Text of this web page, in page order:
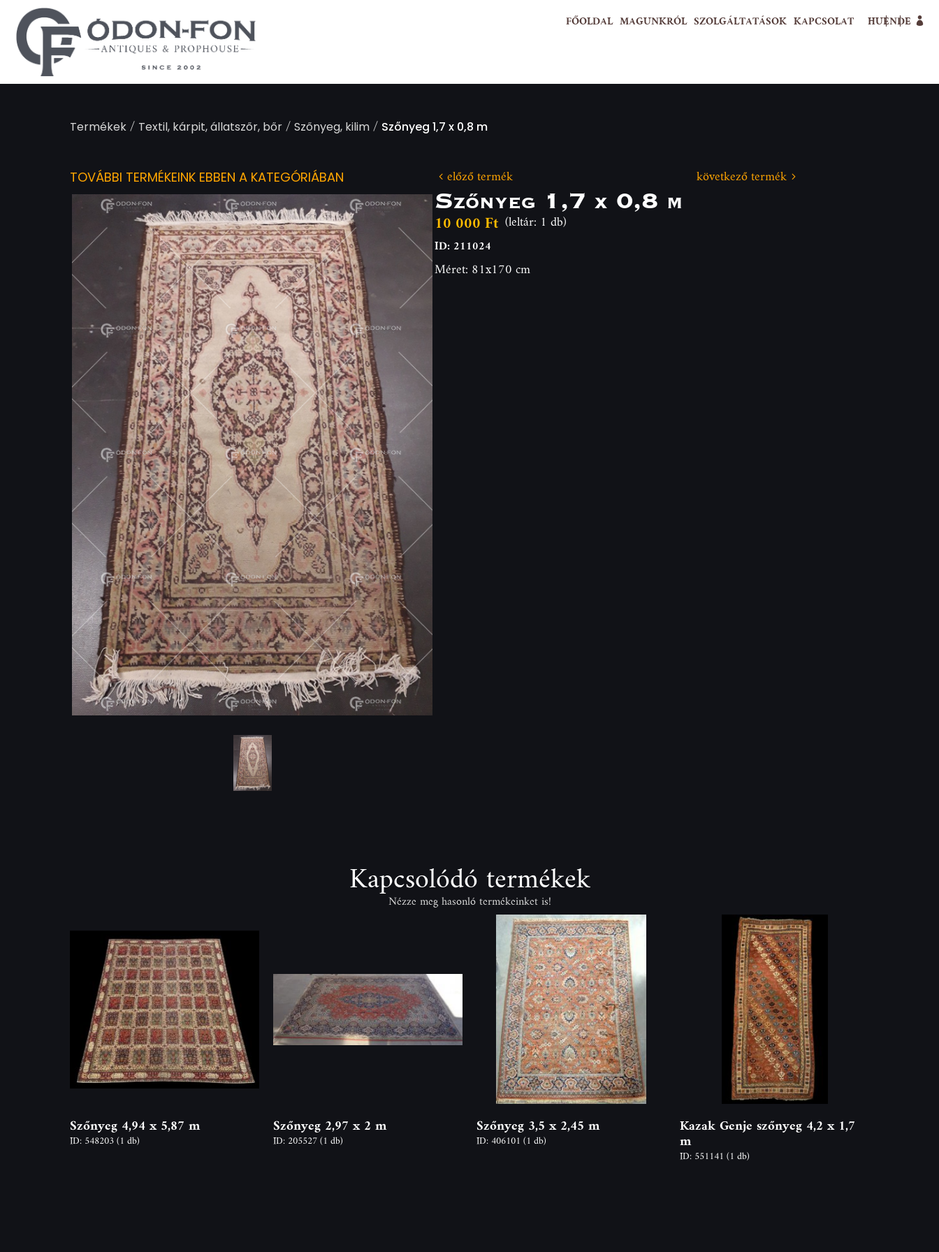
FŐOLDAL MAGUNKRÓL SZOLGÁLTATÁSOK KAPCSOLAT HUENDE
Termékek/ Textil, kárpit, állatszőr, bőr/Szőnyeg, kilim/ Szőnyeg 1,7 x 0,8 m
TOVÁBBI TERMÉKEINK EBBEN A KATEGÓRIÁBAN előző termék következő termék
Szőnyeg 1,7 x 0,8 m
10 000 Ft (leltár: 1 db)
ID: 211024
Méret: 81x170 cm
Kapcsolódó termékek
Nézze meg hasonló termékeinket is!
Szőnyeg 4,94 x 5,87 m
ID: 548203(1 db)
Szőnyeg 2,97 x 2 m
ID: 205527(1 db)
Szőnyeg 3,5 x 2,45 m
ID: 406101 (1 db)
Kazak Genje szőnyeg 4,2 x 1,7
m
ID: 551141 (1 db)
Süti preferenciák